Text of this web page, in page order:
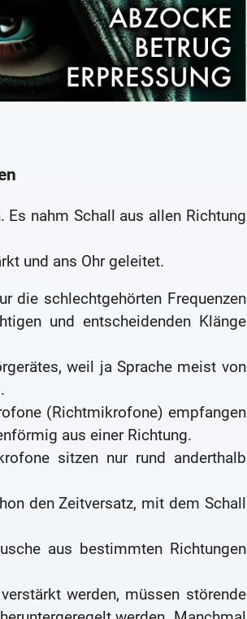
nahm Schall aus allen Richtung
und ans Ohr geleitet.
die schlechtgehörten Frequenzen
und entscheidenden Klänge
weil ja Sprache meist von
(Richtmikrofone) empfangen
aus einer Richtung.
sitzen nur rund anderthalb
den Zeitversatz, mit dem Schall
aus bestimmten Richtungen
werden, müssen störende